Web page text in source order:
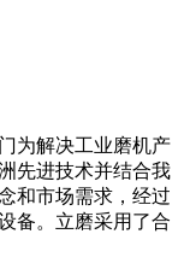
为解决工业磨机产
先进技术并结合我
和市场需求，经过
备。立磨采用了合